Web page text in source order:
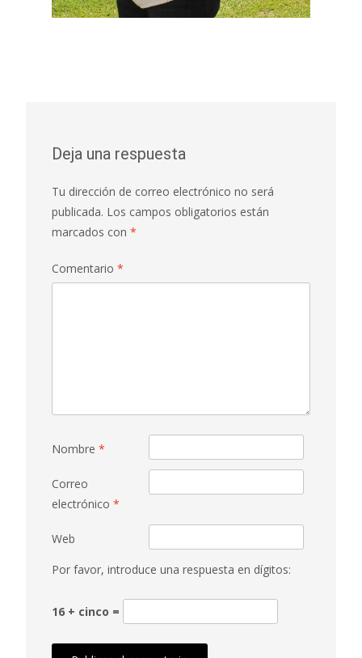
Deja una respuesta
Tu dirección de correo electrónico no será
publicada. Los campos obligatorios están
marcados con *
Comentario *
Nombre *
Correo
electrónico *
Web
Por favor, introduce una respuesta en dígitos:
16 + cinco =